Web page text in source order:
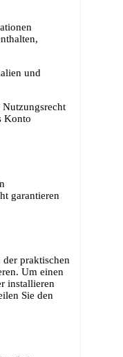
und
Konto
garantieren
praktischen
Um einen
installieren
Sie den